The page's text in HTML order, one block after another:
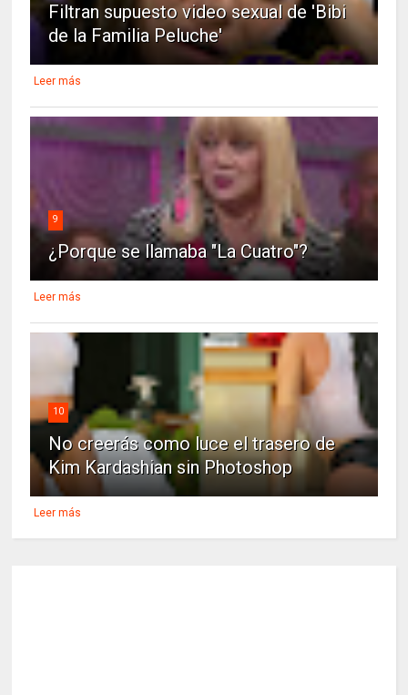
Filtran supuesto video sexual de 'Bibi
de la Familia Peluche'
Leer más
9
¿Porque se llamaba "La Cuatro"?
Leer más
10
No creerás como luce el trasero de
Kim Kardashian sin Photoshop
Leer más